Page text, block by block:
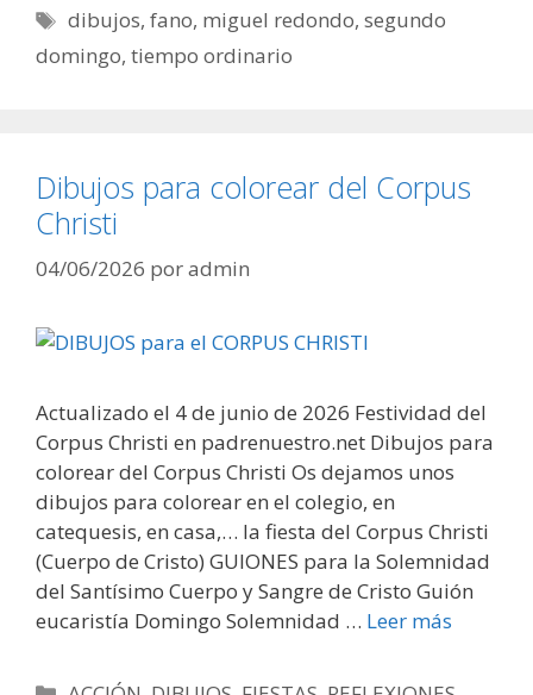
Etiquetas
dibujos,fano, miguel redondo,segundo
domingo, tiempo ordinario
Dibujos para colorear del Corpus
Christi
04/06/2026 poradmin
Actualizado el 4 de junio de 2026 Festividad del
Corpus Christi en padrenuestro.net Dibujos para
colorear del Corpus Christi Os dejamos unos
dibujos para colorear en el colegio, en
catequesis, en casa,… la fiesta del Corpus Christi
(Cuerpo de Cristo) GUIONES para la Solemnidad
del Santísimo Cuerpo y Sangre de Cristo Guión
eucaristía Domingo Solemnidad … Leer más